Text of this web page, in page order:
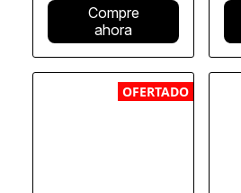
Compre
ahora
OFERTADO